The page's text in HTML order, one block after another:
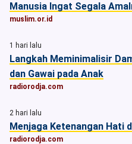
Manusia Ingat Segala
muslim.or.id
1 hari lalu
Langkah Meminimalisir
dan Gawai pada Anak
radiorodja.com
2 hari lalu
Menjaga Ketenangan Hati
radiorodja.com